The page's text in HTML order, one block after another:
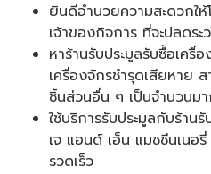
ยินดีอำนวยความสะดวกใ
เจ้าของกิจการ ที่จะปลดร
หาร้านรับประมูลรับซื้อเครื่
เครื่องจักรชำรุดเสียหาย
ชิ้นส่วนอื่น ๆ เป็นจำนวนม
ใช้บริการรับประมูลกับร้าน
เจ แอนด์ เอ็น แมชชีนเนอ
รวดเร็ว